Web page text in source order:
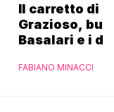
Il carretto di
Grazioso,
Basalari e i
Ferrero”
FABIANO MINACCI